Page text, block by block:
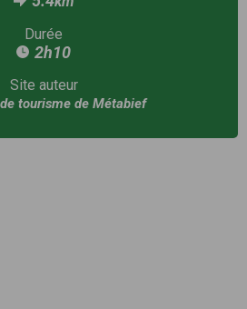
Durée
2h10
Site auteur
tourisme de Métabief